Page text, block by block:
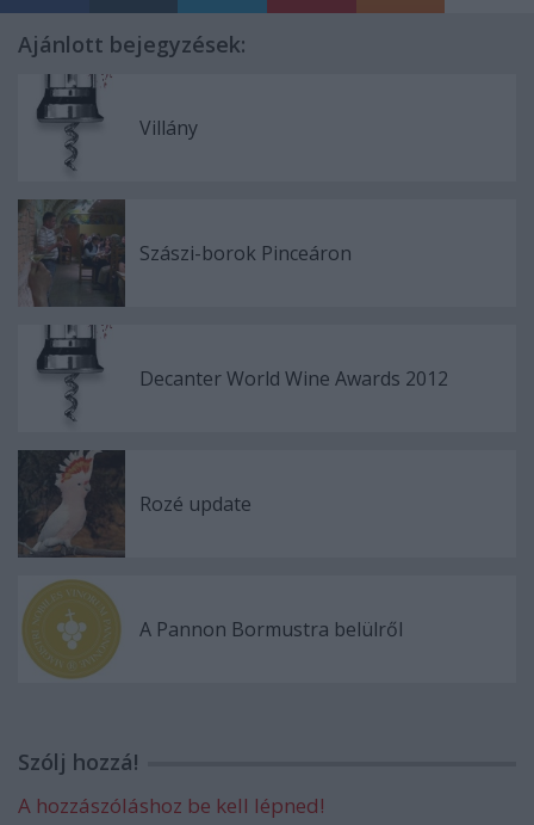
Ajánlott bejegyzések:
Villány
Szászi-borok Pinceáron
Decanter World Wine Awards 2012
Rozé update
A Pannon Bormustra belülről
Szólj hozzá!
A hozzászóláshoz be kell lépned!